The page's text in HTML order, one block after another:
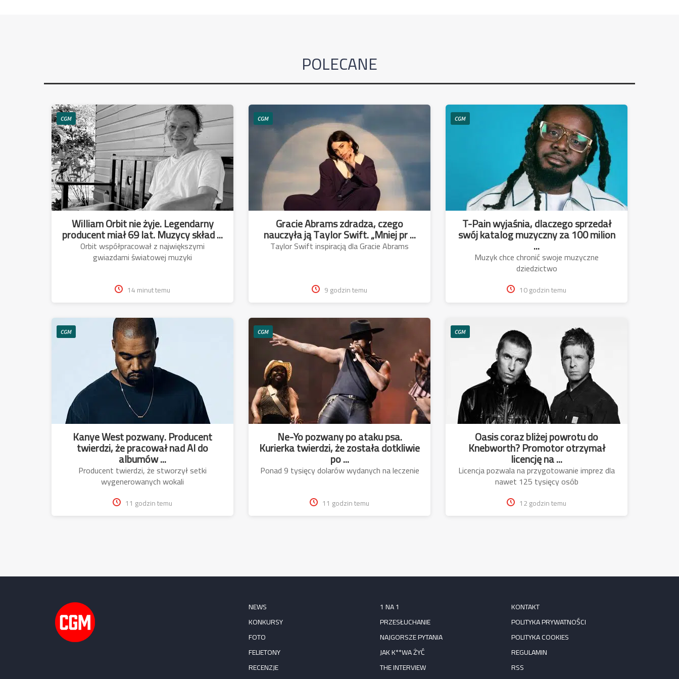
POLECANE
CGM
William Orbit nie żyje. Legendarny
producent miał 69 lat. Muzycy skład ...
Orbit współpracował z największymi
gwiazdami światowej muzyki
14 minut temu
CGM
Gracie Abrams zdradza, czego
nauczyła ją Taylor Swift. „Mniej pr ...
Taylor Swift inspiracją dla Gracie Abrams
9 godzin temu
CGM
T-Pain wyjaśnia, dlaczego sprzedał
swój katalog muzyczny za 100 milion
...
Muzyk chce chronić swoje muzyczne
dziedzictwo
10 godzin temu
CGM
Kanye West pozwany. Producent
twierdzi, że pracował nad AI do
albumów ...
Producent twierdzi, że stworzył setki
wygenerowanych wokali
11 godzin temu
CGM
Ne-Yo pozwany po ataku psa.
Kurierka twierdzi, że została dotkliwie
po ...
Ponad 9 tysięcy dolarów wydanych na leczenie
11 godzin temu
CGM
Oasis coraz bliżej powrotu do
Knebworth? Promotor otrzymał
licencję na ...
Licencja pozwala na przygotowanie imprez dla
nawet 125 tysięcy osób
12 godzin temu
NEWS
KONKURSY
FOTO
FELIETONY
RECENZJE
1 NA 1
PRZESŁUCHANIE
NAJGORSZE PYTANIA
JAK K**WA ŻYĆ
THE INTERVIEW
KONTAKT
POLITYKA PRYWATNOŚCI
POLITYKA COOKIES
REGULAMIN
RSS